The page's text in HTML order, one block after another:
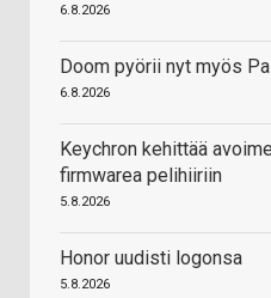
6.8.2026
Doom pyörii nyt myös
6.8.2026
Keychron kehittää
firmwarea pelihiiriin
5.8.2026
Honor uudisti logonsa
5.8.2026